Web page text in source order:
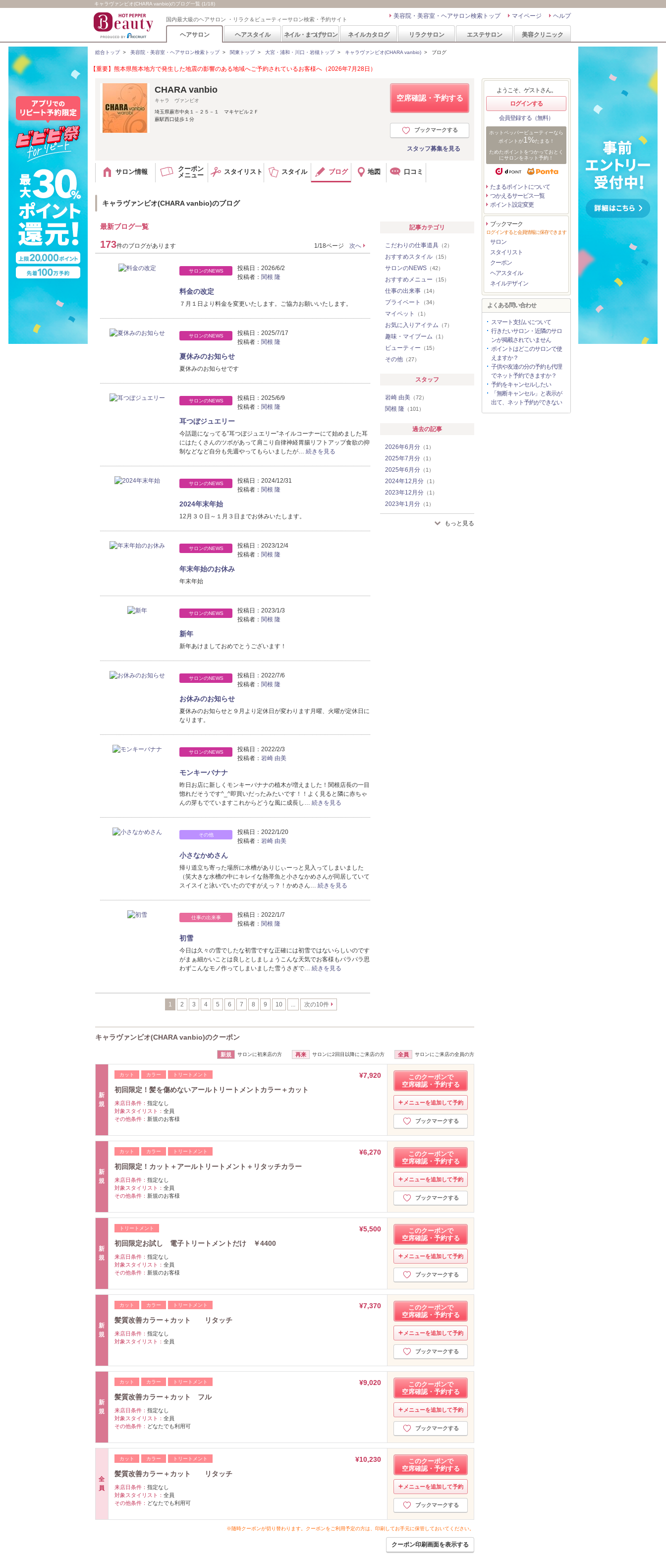
キャラヴァンビオ(CHARA vanbio)のブログ一覧 (1/18)
国内最大級のヘアサロン ・リラク＆ビューティーサロン検索・予約サイト ヘルプ
マイページ
美容院・美容室・ヘアサロン検索トップ
ヘアサロン ヘアスタイル ネイル・まつげサロン ネイルカタログ リラクサロン エステサロン 美容クリニック
総合トップ> 美容院・美容室・ヘアサロン検索トップ> 関東トップ> 大宮・浦和・川口・岩槻トップ> キャラヴァンビオ(CHARA vanbio) > ブログ
【重要】熊本県熊本地方で発生した地震の影響のある地域へご予約されているお客様へ（2026年7月28日）
空席確認・予約する
ブックマークする
スタッフ募集を見る
CHARA vanbio
キャラ ヴァンビオ
埼玉県蕨市中央１－２５－１ マキヤビル２Ｆ
蕨駅西口徒歩１分
サロン情報
クーポン
メニュー
スタイリスト スタイル ブログ 地図 口コミ
キャラヴァンビオ(CHARA vanbio)のブログ
最新ブログ一覧
173件のブログがあります 1/18ページ 次へ
サロンのNEWS 投稿日： 2026/6/2
投稿者： 関根 隆
料金の改定
７月１日より料金を変更いたします。ご協力お願いいたします。
サロンのNEWS 投稿日： 2025/7/17
投稿者： 関根 隆
夏休みのお知らせ
夏休みのお知らせです
サロンのNEWS 投稿日： 2025/6/9
投稿者： 関根 隆
耳つぼジュエリー
今話題になってる”耳つぼジュエリー”ネイルコーナーにて始めました耳
にはたくさんのツボがあって肩こり自律神経胃腸リフトアップ食欲の抑
制などなど自分も先週やってもらいましたが… 続きを見る
サロンのNEWS 投稿日： 2024/12/31
投稿者： 関根 隆
2024年末年始
12月３０日～１月３日までお休みいたします。
サロンのNEWS 投稿日： 2023/12/4
投稿者： 関根 隆
年末年始のお休み
年末年始
サロンのNEWS 投稿日： 2023/1/3
投稿者： 関根 隆
新年
新年あけましておめでとうございます！
サロンのNEWS 投稿日： 2022/7/6
投稿者： 関根 隆
お休みのお知らせ
夏休みのお知らせと９月より定休日が変わります月曜、火曜が定休日に
なります。
サロンのNEWS 投稿日： 2022/2/3
投稿者： 岩崎 由美
モンキーバナナ
昨日お店に新しくモンキーバナナの植木が増えました！関根店長の一目
惚れだそうです^_^即買いだったみたいです！！よく見ると隣に赤ちゃ
んの芽もでていますこれからどうな風に成長し… 続きを見る
その他 投稿日： 2022/1/20
投稿者： 岩崎 由美
小さなかめさん
帰り道立ち寄った場所に水槽がありじぃーっと見入ってしまいました
（笑大きな水槽の中にキレイな熱帯魚と小さなかめさんが同居していて
スイスイと泳いでいたのですがえっ？！かめさん… 続きを見る
仕事の出来事 投稿日： 2022/1/7
投稿者： 関根 隆
初雪
今日は久々の雪でしたな初雪ですな正確には初雪ではないらしいのです
がまぁ細かいことは良しとしましょうこんな天気でお客様もパラパラ思
わずこんなモノ作ってしまいました雪うさぎで… 続きを見る
1 2 3 4 5 6 7 8 9 10 次の10件
記事カテゴリ
こだわりの仕事道具 （2）
おすすめスタイル （15）
サロンのNEWS （42）
おすすめメニュー （15）
仕事の出来事 （14）
プライベート （34）
マイペット （1）
お気に入りアイテム （7）
趣味・マイブーム （1）
ビューティー （15）
その他 （27）
スタッフ
岩崎 由美 （72）
関根 隆 （101）
過去の記事
2026年6月分 （1）
2025年7月分 （1）
2025年6月分 （1）
2024年12月分 （1）
2023年12月分 （1）
2023年1月分 （1）
2022年7月分（1）
もっと見る
キャラヴァンビオ(CHARA vanbio)のクーポン
新規 サロンに初来店の方 再来 サロンに2回目以降にご来店の方 全員 サロンにご来店の全員の方
新
規
カット カラー トリートメント
¥7,920
初回限定！髪を傷めないアールトリートメントカラー＋カット
来店日条件： 指定なし
対象スタイリスト： 全員
その他条件： 新規のお客様
このクーポンで
空席確認・予約する
メニューを追加して予約
ブックマークする
新
規
カット カラー トリートメント
¥6,270
初回限定！カット＋アールトリートメント＋リタッチカラー
来店日条件： 指定なし
対象スタイリスト： 全員
その他条件： 新規のお客様
このクーポンで
空席確認・予約する
メニューを追加して予約
ブックマークする
新
規
トリートメント
¥5,500
初回限定お試し 電子トリートメントだけ ￥4400
来店日条件： 指定なし
対象スタイリスト： 全員
その他条件： 新規のお客様
このクーポンで
空席確認・予約する
メニューを追加して予約
ブックマークする
新
規
カット カラー トリートメント
¥7,370
髪質改善カラー＋カット リタッチ
来店日条件： 指定なし
対象スタイリスト： 全員
このクーポンで
空席確認・予約する
メニューを追加して予約
ブックマークする
新
規
カット カラー トリートメント
¥9,020
髪質改善カラー＋カット フル
来店日条件： 指定なし
対象スタイリスト： 全員
その他条件： どなたでも利用可
このクーポンで
空席確認・予約する
メニューを追加して予約
ブックマークする
全
員
カット カラー トリートメント
¥10,230
髪質改善カラー＋カット リタッチ
来店日条件： 指定なし
対象スタイリスト： 全員
その他条件： どなたでも利用可
このクーポンで
空席確認・予約する
メニューを追加して予約
ブックマークする
※随時クーポンが切り替わります。クーポンをご利用予定の方は、印刷してお手元に保管しておいてください。
クーポン印刷画面を表示する
ようこそ、ゲストさん。
ログインする
会員登録する（無料）
ホットペッパービューティーなら
ポイントが1%たまる！
ためたポイントをつかっておとく
にサロンをネット予約！
たまるポイントについて
つかえるサービス一覧
ポイント設定変更
ブックマーク
ログインすると会員情報に保存できます
サロン
スタイリスト
クーポン
ヘアスタイル
ネイルデザイン
よくある問い合わせ
スマート支払いについて
行きたいサロン・近隣のサロ
ンが掲載されていません
ポイントはどこのサロンで使
えますか？
子供や友達の分の予約も代理
でネット予約できますか？
予約をキャンセルしたい
「無断キャンセル」と表示が
出て、ネット予約ができない